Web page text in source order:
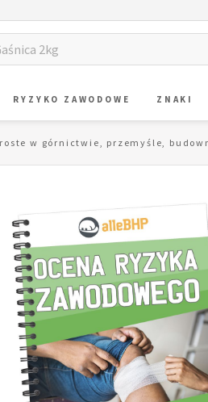
RYZYKO ZAWODOWE ZNAKI
w górnictwie, przemyśle,